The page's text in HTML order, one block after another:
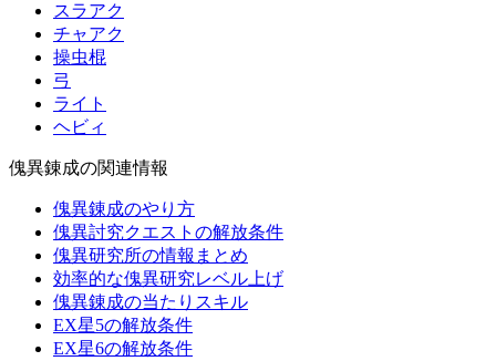
スラアク
チャアク
操虫棍
弓
ライト
ヘビィ
傀異錬成の関連情報
傀異錬成のやり方
傀異討究クエストの解放条件
傀異研究所の情報まとめ
効率的な傀異研究レベル上げ
傀異錬成の当たりスキル
EX星5の解放条件
EX星6の解放条件